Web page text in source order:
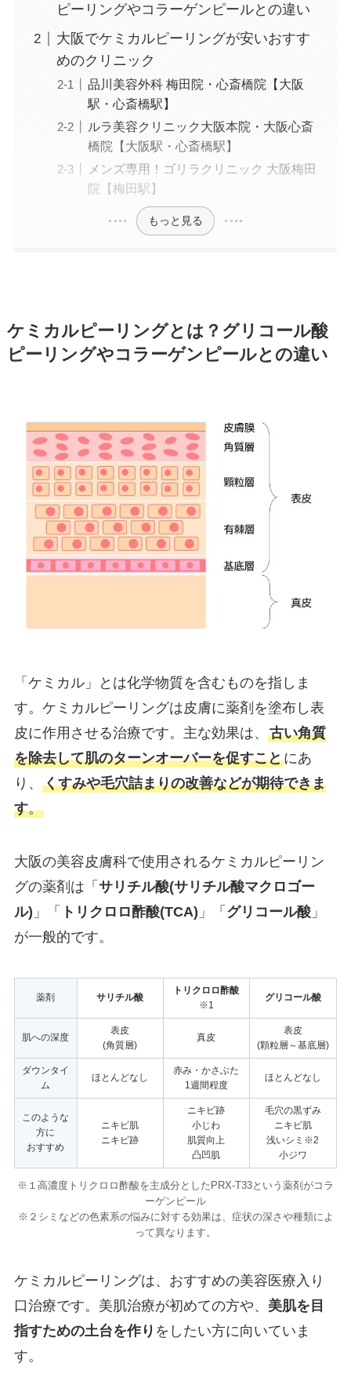
ピーリングやコラーゲンピールとの違い
大阪でケミカルピーリングが安いおすす
めのクリニック
品川美容外科 梅田院・心斎橋院【大阪
駅・心斎橋駅】
ルラ美容クリニック大阪本院・大阪心斎
橋院【大阪駅・心斎橋駅】
メンズ専用！ゴリラクリニック 大阪梅田
院【梅田駅】
もっと見る
ケミカルピーリングとは？グリコール酸
ピーリングやコラーゲンピールとの違い
「ケミカル」とは化学物質を含むものを指しま
す。ケミカルピーリングは皮膚に薬剤を塗布し表
皮に作用させる治療です。主な効果は、 古い角質
を除去して肌のターンオーバーを促すことにあ
り、 くすみや毛穴詰まりの改善などが期待できま
す。
大阪の美容皮膚科で使用されるケミカルピーリン
グの薬剤は「 サリチル酸(サリチル酸マクロゴー
ル) 」「 トリクロロ酢酸(TCA) 」「 グリコール酸」
が一般的です。
薬剤 サリチル酸
トリクロロ酢酸
※1
グリコール酸
肌への深度
表皮
(角質層)
真皮
表皮
(顆粒層～基底層)
ダウンタイ
ム
ほとんどなし
赤み・かさぶた
1週間程度
ほとんどなし
このような
方に
おすすめ
ニキビ肌
ニキビ跡
ニキビ跡
小じわ
肌質向上
凸凹肌
毛穴の黒ずみ
ニキビ肌
浅いシミ※2
小ジワ
※１高濃度トリクロロ酢酸を主成分としたPRX-T33という薬剤がコラ
ーゲンピール
※２シミなどの色素系の悩みに対する効果は、症状の深さや種類によ
って異なります。
ケミカルピーリングは、おすすめの美容医療入り
口治療です。美肌治療が初めての方や、 美肌を目
指すための土台を作り をしたい方に向いていま
す。